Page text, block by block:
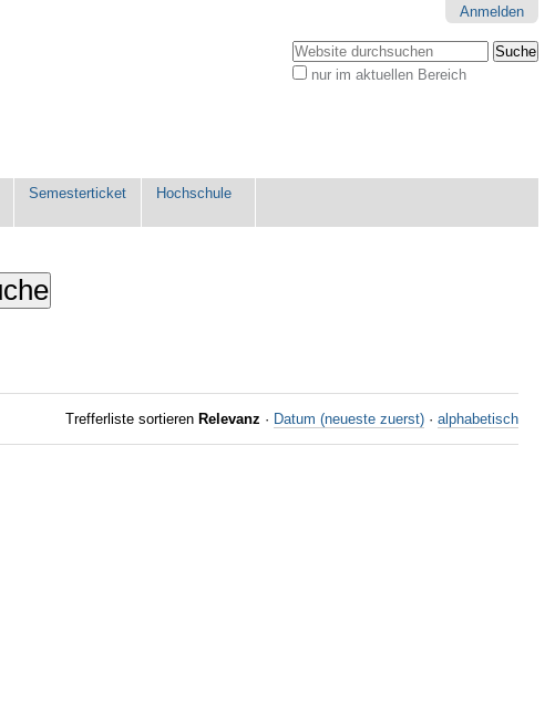
Anmelden
Website durchsuchen
nur im aktuellen Bereich
Semesterticket Hochschule
Trefferliste sortieren Relevanz · Datum (neueste zuerst) · alphabetisch